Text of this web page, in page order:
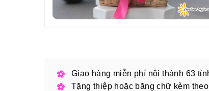
Tặng thiệp hoặc băng chữ kèm theo